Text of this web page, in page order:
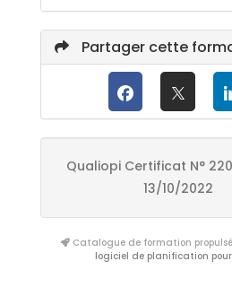
Partager cette
Qualiopi Certificat N°
13/10/2022
Catalogue de formation propulsé
logiciel de planification pour